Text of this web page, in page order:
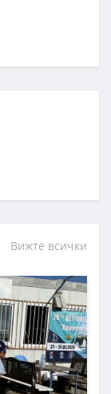
Вижте всички